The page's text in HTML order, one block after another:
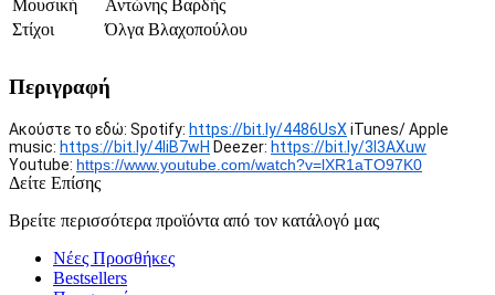
Μουσική
Αντώνης Βαρδής
Στίχοι
Όλγα Βλαχοπούλου
Περιγραφή
Ακούστε το εδώ: Spotify: https://bit.ly/4486UsX iTunes/ Apple
music: https://bit.ly/4liB7wH Deezer: https://bit.ly/3I3AXuw
Youtube: https://www.youtube.com/watch?v=lXR1aTO97K0
Δείτε Επίσης
Βρείτε περισσότερα προϊόντα από τον κατάλογό μας
Νέες Προσθήκες
Bestsellers